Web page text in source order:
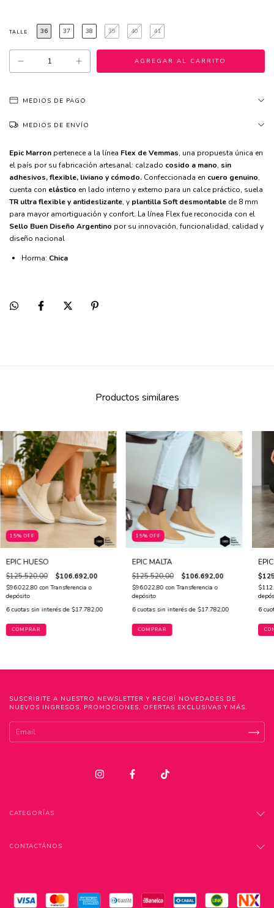
TALLE 36 37 38 39 40 41
MEDIOS DE PAGO
MEDIOS DE ENVÍO
Epic Marron pertenece a la línea Flex de Vemmas, una propuesta única en
el país por su fabricación artesanal: calzado cosido a mano, sin
adhesivos, flexible, liviano y cómodo. Confeccionada en cuero genuino,
cuenta con elástico en lado interno y externo para un calce práctico, suela
TR ultra flexible y antideslizante, y plantilla Soft desmontable de 8 mm
Sello Buen Diseño Argentino por su innovación, funcionalidad, calidad y
diseño nacional
Horma: Chica
Productos similares
15% OFF
EPIC HUESO
$125.520,00 $106.692,00
$96.022,80con Transferencia o
depósito
6 cuotas sin interés de $17.782,00
COMPRAR
15% OFF
EPIC MALTA
$125.520,00 $106.692,00
$96.022,80con Transferencia o
depósito
6 cuotas sin interés de $17.782,00
COMPRAR
6
SUSCRIBITE A NUESTRO NEWSLETTER Y RECIBÍ NOVEDADES DE
NUEVOS INGRESOS, PROMOCIONES, OFERTAS EXCLUSIVAS Y MÁS.
CATEGORÍAS
CONTACTÁNOS